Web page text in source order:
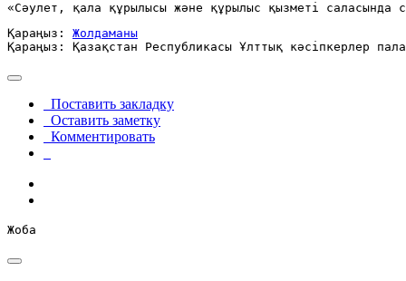
«Сәулет, қала құрылысы және құрылыс қызметі саласында
Қараңыз: Жолдаманы
Қараңыз: Қазақстан Республикасы Ұлттық кәсіпкерлер
Поставить закладку
Оставить заметку
Комментировать
Жоба